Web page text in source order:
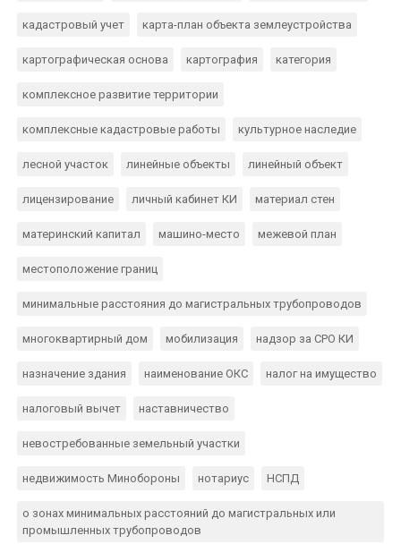
кадастровый учет карта-план объекта землеустройства
картографическая основа картография категория
комплексное развитие территории
комплексные кадастровые работы культурное наследие
лесной участок линейные объекты линейный объект
лицензирование личный кабинет КИ материал стен
материнский капитал машино-место межевой план
местоположение границ
минимальные расстояния до магистральных трубопроводов
многоквартирный дом мобилизация надзор за СРО КИ
назначение здания наименование ОКС налог на имущество
налоговый вычет наставничество
невостребованные земельный участки
недвижимость Минобороны нотариус НСПД
о зонах минимальных расстояний до магистральных или
промышленных трубопроводов